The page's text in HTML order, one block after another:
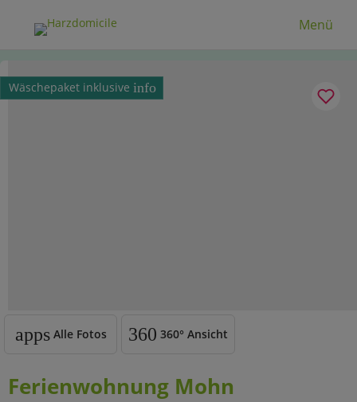
Menü
Wäschepaket inklusive info
apps Alle Fotos 360 360° Ansicht
Ferienwohnung Mohn